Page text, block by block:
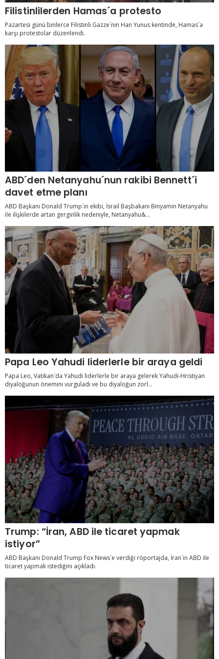
Filistinlilerden Hamas´a protesto
Pazartesi günü binlerce Filistinli Gazze´nin Han Yunus kentinde, Hamas´a
karşı protestolar düzenlendi.
ABD´den Netanyahu´nun rakibi Bennett´i
davet etme planı
ABD Başkanı Donald Trump´ın ekibi, İsrail Başbakanı Binyamin Netanyahu
ile ilişkilerde artan gerginlik nedeniyle, Netanyahu&...
Papa Leo Yahudi liderlerle bir araya geldi
Papa Leo, Vatikan´da Yahudi liderlerle bir araya gelerek Yahudi-Hristiyan
diyaloğunun önemini vurguladı ve bu diyaloğun zorl...
Trump: “İran, ABD ile ticaret yapmak
istiyor”
ABD Başkanı Donald Trump Fox News´e verdiği röportajda, İran´ın ABD ile
ticaret yapmak istediğini açıkladı.